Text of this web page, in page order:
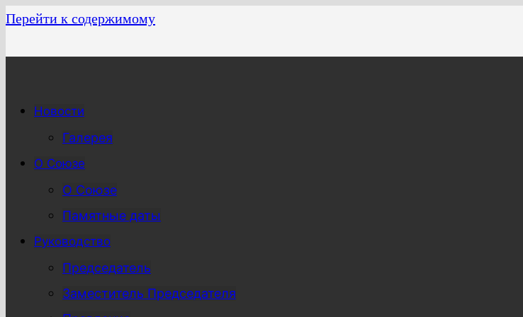
Перейти к содержимому
Новости
Галерея
О Союзе
О Союзе
Памятные даты
Руководство
Председатель
Заместитель Председателя